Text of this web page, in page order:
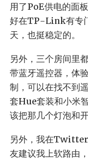
用了PoE供电的面
好在TP-Link有专
天，也挺稳定的。
另外，三个房间里
带蓝牙遥控器，体
制，可以在找不到
套Hue套装和小米
该把那几个灯泡和
另外，我在Twitter
友建议我上软路由